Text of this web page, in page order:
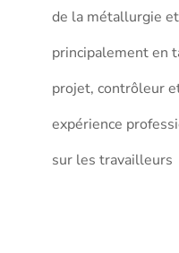
de la métallurgie
principalement en
projet, contrôleur
expérience
sur les travailleurs